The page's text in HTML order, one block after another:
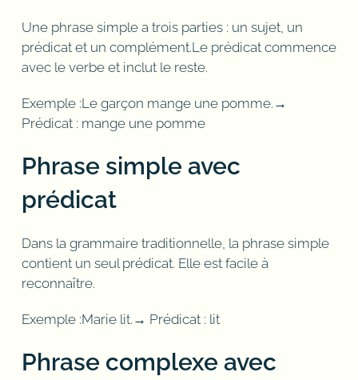
Une phrase simple a trois parties : un sujet, un
prédicat et un complément.Le prédicat commence
avec le verbe et inclut le reste.
Exemple :Le garçon mange une pomme.→
Prédicat : mange une pomme
Phrase simple avec
prédicat
Dans la grammaire traditionnelle, la phrase simple
contient un seul prédicat. Elle est facile à
reconnaître.
Exemple :Marie lit.→ Prédicat : lit
Phrase complexe avec